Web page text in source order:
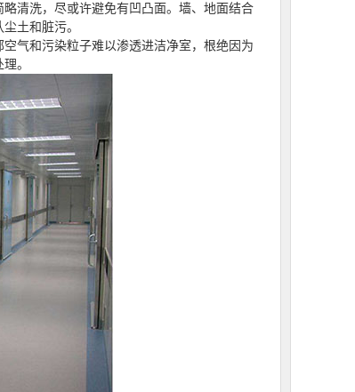
清洗，尽或许避免有凹凸面。墙、地面结合
土和脏污。
气和污染粒子难以渗透进洁净室，根绝因为
。